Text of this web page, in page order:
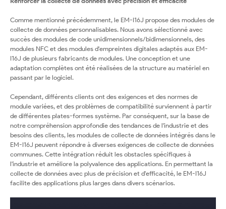
Comme mentionné précédemment, le EM-I16J propose des modules de
collecte de données personnalisables. Nous avons sélectionné avec
succès des modules de code unidimensionnels/bidimensionnels, des
modules NFC et des modules d'empreintes digitales adaptés aux EM-
I16J de plusieurs fabricants de modules. Une conception et une
adaptation complètes ont été réalisées de la structure au matériel en
passant par le logiciel.
Cependant, différents clients ont des exigences et des normes de
module variées, et des problèmes de compatibilité surviennent à partir
de différentes plates-formes système. Par conséquent, sur la base de
notre compréhension approfondie des tendances de l'industrie et des
besoins des clients, les modules de collecte de données intégrés dans le
EM-I16J peuvent répondre à diverses exigences de collecte de données
communes. Cette intégration réduit les obstacles spécifiques à
l'industrie et améliore la polyvalence des applications. En permettant la
collecte de données avec plus de précision et d'efficacité, le EM-I16J
facilite des applications plus larges dans divers scénarios.